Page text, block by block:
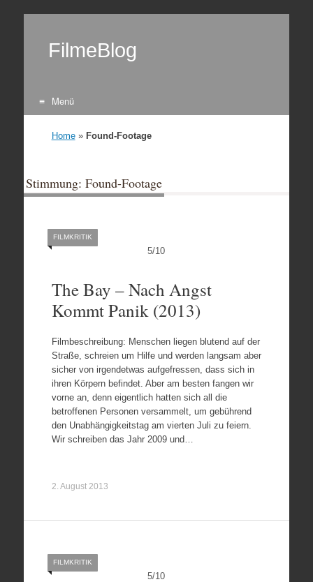
FilmeBlog
Menü
Home» Found-Footage
Stimmung: Found-Footage
5/10
FILMKRITIK
The Bay – Nach Angst
Kommt Panik (2013)
Filmbeschreibung: Menschen liegen blutend auf der
Straße, schreien um Hilfe und werden langsam aber
sicher von irgendetwas aufgefressen, dass sich in
ihren Körpern befindet. Aber am besten fangen wir
vorne an, denn eigentlich hatten sich all die
betroffenen Personen versammelt, um gebührend
den Unabhängigkeitstag am vierten Juli zu feiern.
Wir schreiben das Jahr 2009 und…
2. August 2013
5/10
FILMKRITIK